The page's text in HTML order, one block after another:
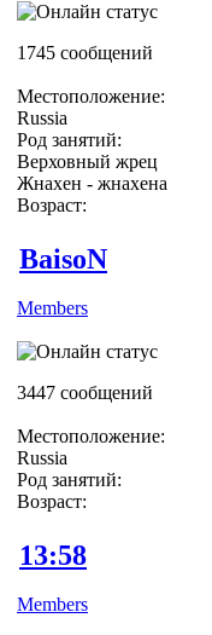
1745 сообщений
Местоположение:
Russia
Род занятий:
Верховный жрец
Жнахен - жнахена
Возраст:
BaisoN
Members
3447 сообщений
Местоположение:
Russia
Род занятий:
Возраст:
13:58
Members